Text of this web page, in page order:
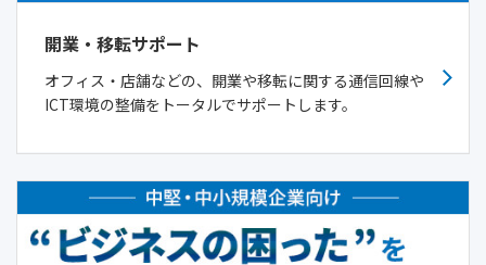
開業・移転サポート
オフィス・店舗などの、開業や移転に関する通信回線や
ICT環境の整備をトータルでサポートします。